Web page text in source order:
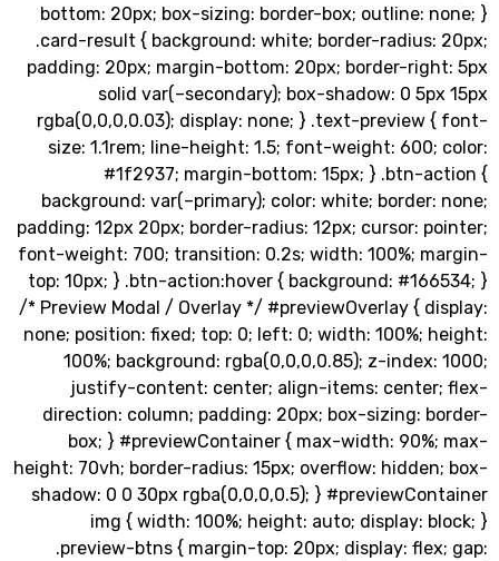
bottom: 20px; box-sizing: border-box; outline:
.card-result { background: white; border-
padding: 20px; margin-bottom: 20px; border-
solid var(–secondary); box-shadow: 0
rgba(0,0,0,0.03); display: none; } .text-preview
size: 1.1rem; line-height: 1.5; font-weight:
#1f2937; margin-bottom: 15px; } .btn-
background: var(–primary); color: white;
padding: 12px 20px; border-radius: 12px; cursor:
font-weight: 700; transition: 0.2s; width: 100%;
top: 10px; } .btn-action:hover { background:
/* Preview Modal / Overlay */ #previewOverlay {
none; position: fixed; top: 0; left: 0; width: 100%;
100%; background: rgba(0,0,0,0.85); z-
justify-content: center; align-items:
direction: column; padding: 20px; box-sizing:
box; } #previewContainer { max-width:
height: 70vh; border-radius: 15px; overflow:
shadow: 0 0 30px rgba(0,0,0,0.5); }
img { width: 100%; height: auto; display:
.preview-btns { margin-top: 20px; display: